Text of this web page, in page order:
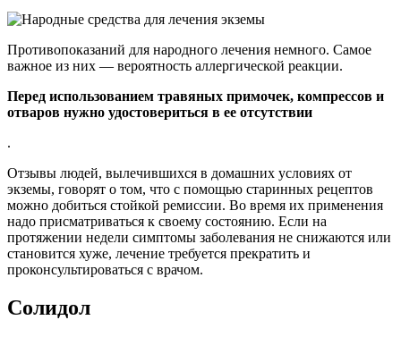
Противопоказаний для народного лечения немного. Самое
важное из них — вероятность аллергической реакции.
Перед использованием травяных примочек, компрессов и
отваров нужно удостовериться в ее отсутствии
.
Отзывы людей, вылечившихся в домашних условиях от
экземы, говорят о том, что с помощью старинных рецептов
можно добиться стойкой ремиссии. Во время их применения
надо присматриваться к своему состоянию. Если на
протяжении недели симптомы заболевания не снижаются или
становится хуже, лечение требуется прекратить и
проконсультироваться с врачом.
Солидол